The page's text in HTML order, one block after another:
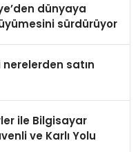
dünyaya
sürdürüyor
satın
ile Bilgisayar
ve Karlı Yolu